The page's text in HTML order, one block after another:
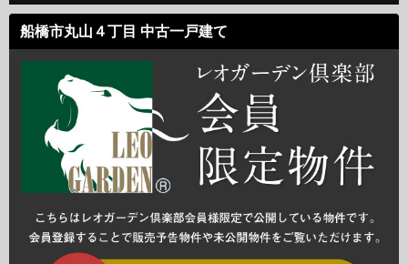
船橋市丸山４丁目 中古一戸建て